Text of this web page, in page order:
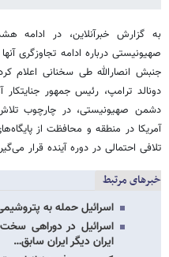
به گزارش خبرآنلاین، در ادامه
صهیونیستی درباره ادامه تجاوزگری
جنبش انصارالله طی سخنانی اعلام
دونالد ترامپ، رئیس جمهور جنایتکار
دشمن صهیونیستی، در چارچوب
آمریکا در منطقه و محافظت از
تلافی احتمالی در دوره آینده قرار
خبرهای مرتبط
اسرائیل حمله به
اسرائیل در دوراهی
ایران دیگر ایران سابق…